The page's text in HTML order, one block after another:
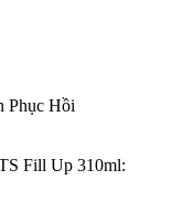
Phục Hồi
Fill Up 310ml: